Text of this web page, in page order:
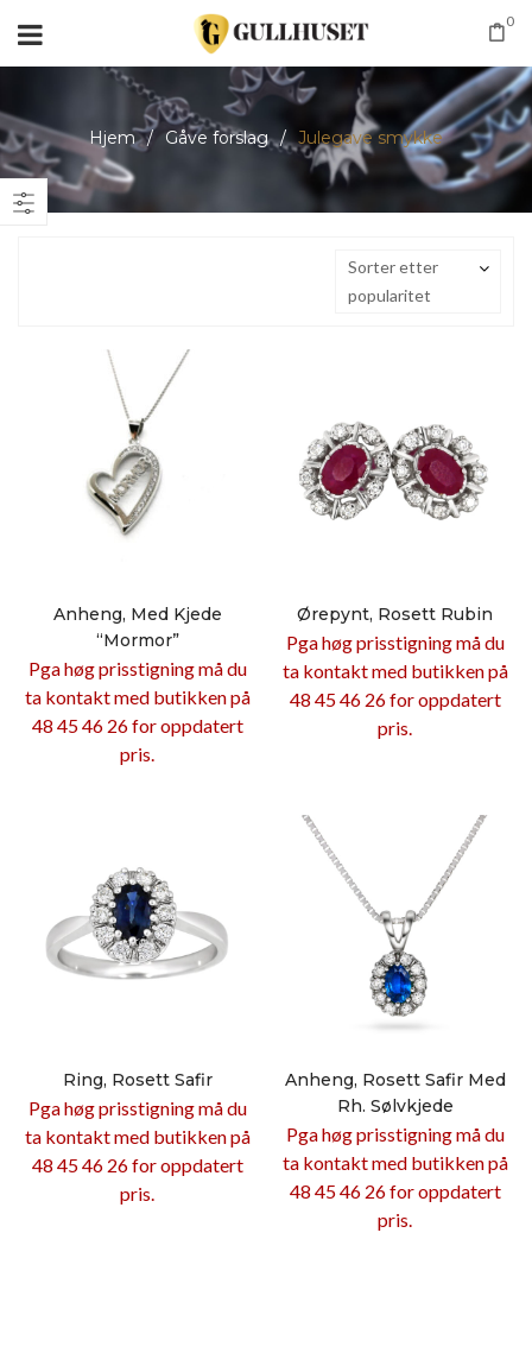
0
Hjem / Gåve forslag / Julegave smykke
Sorter etter
popularitet
Anheng, Med Kjede
“mormor”
Pga høg prisstigning må du
ta kontakt med butikken på
48 45 46 26 for oppdatert
pris.
Ørepynt, Rosett Rubin
Pga høg prisstigning må du
ta kontakt med butikken på
48 45 46 26 for oppdatert
pris.
Ring, Rosett Safir
Pga høg prisstigning må du
ta kontakt med butikken på
48 45 46 26 for oppdatert
pris.
Anheng, Rosett Safir Med
Rh. Sølvkjede
Pga høg prisstigning må du
ta kontakt med butikken på
48 45 46 26 for oppdatert
pris.